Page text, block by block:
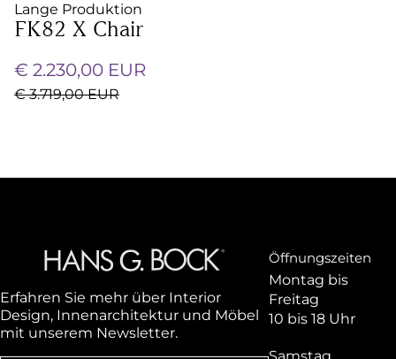
Lange Produktion
FK82 X Chair
€ 2.230,00 EUR
€ 3.719,00 EUR
Öffnungszeiten
Montag bis
Freitag
10 bis 18 Uhr
Erfahren Sie mehr über Interior
Design, Innenarchitektur und Möbel
mit unserem Newsletter.